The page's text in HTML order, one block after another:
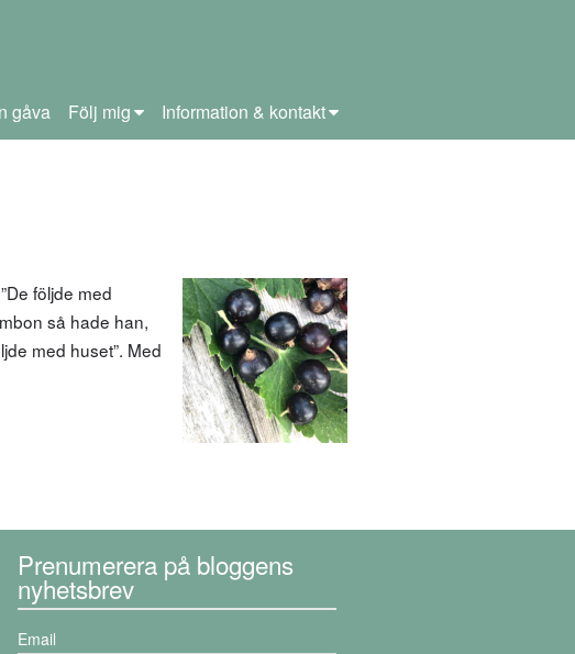
gåva Följ mig Information & kontakt
följde med
så hade han,
med huset”. Med
Prenumerera på bloggens
nyhetsbrev
Email